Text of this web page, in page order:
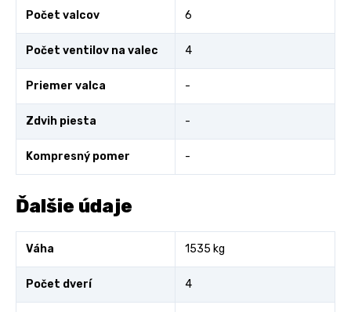
Počet valcov 6
Počet ventilov na valec 4
Priemer valca -
Zdvih piesta -
Kompresný pomer -
Ďalšie údaje
Váha 1535 kg
Počet dverí 4